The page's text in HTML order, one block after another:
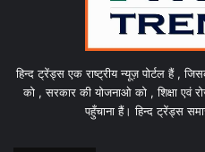
हिन्द ट्रेंड्स एक राष्ट्रीय न्यूज़ पोर्टल हैं ,
को , सरकार की योजनाओ को , शिक्षा एवं
पहुँचाना हैं। हिन्द ट्रेंड्स